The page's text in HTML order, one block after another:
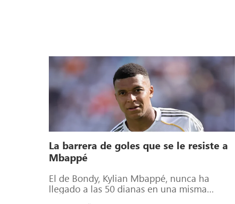
La barrera de goles que se le resiste a
Mbappé
El de Bondy, Kylian Mbappé, nunca ha
llegado a las 50 dianas en una misma